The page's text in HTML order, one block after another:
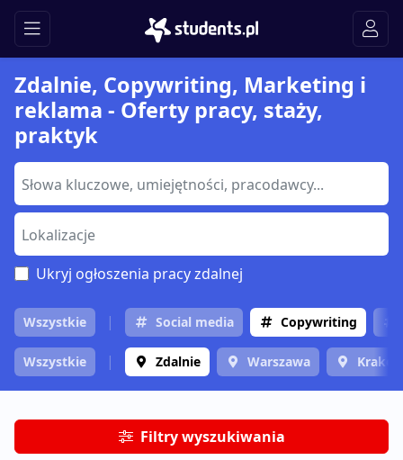
Zdalnie, Copywriting, Marketing i
reklama - Oferty pracy, staży,
praktyk
Ukryj ogłoszenia pracy zdalnej
Wszystkie Social media Copywriting
Wszystkie Zdalnie Warszawa
Filtry wyszukiwania